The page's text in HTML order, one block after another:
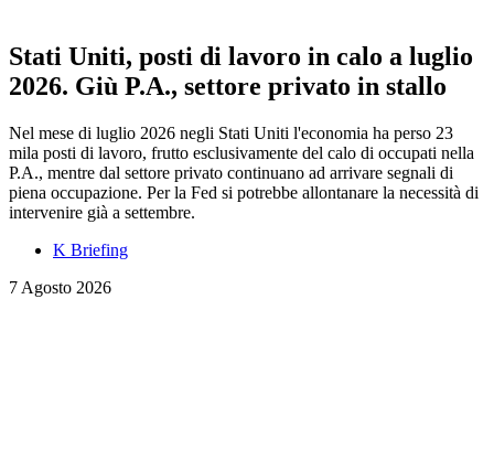
Stati Uniti, posti di lavoro in calo a luglio
2026. Giù P.A., settore privato in stallo
Nel mese di luglio 2026 negli Stati Uniti l'economia ha perso 23
mila posti di lavoro, frutto esclusivamente del calo di occupati nella
P.A., mentre dal settore privato continuano ad arrivare segnali di
piena occupazione. Per la Fed si potrebbe allontanare la necessità di
intervenire già a settembre.
K Briefing
7 Agosto 2026